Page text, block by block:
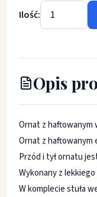
Ilość:
Opis
Ornat z haftowanym
Ornat z haftowanym
Przód i tył ornatu
Wykonany z
W komplecie stuła